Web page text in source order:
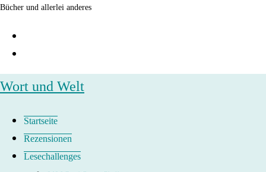
Zum
Bücher und allerlei anderes
Wort und Welt
Startseite
Rezensionen
Lesechallenges